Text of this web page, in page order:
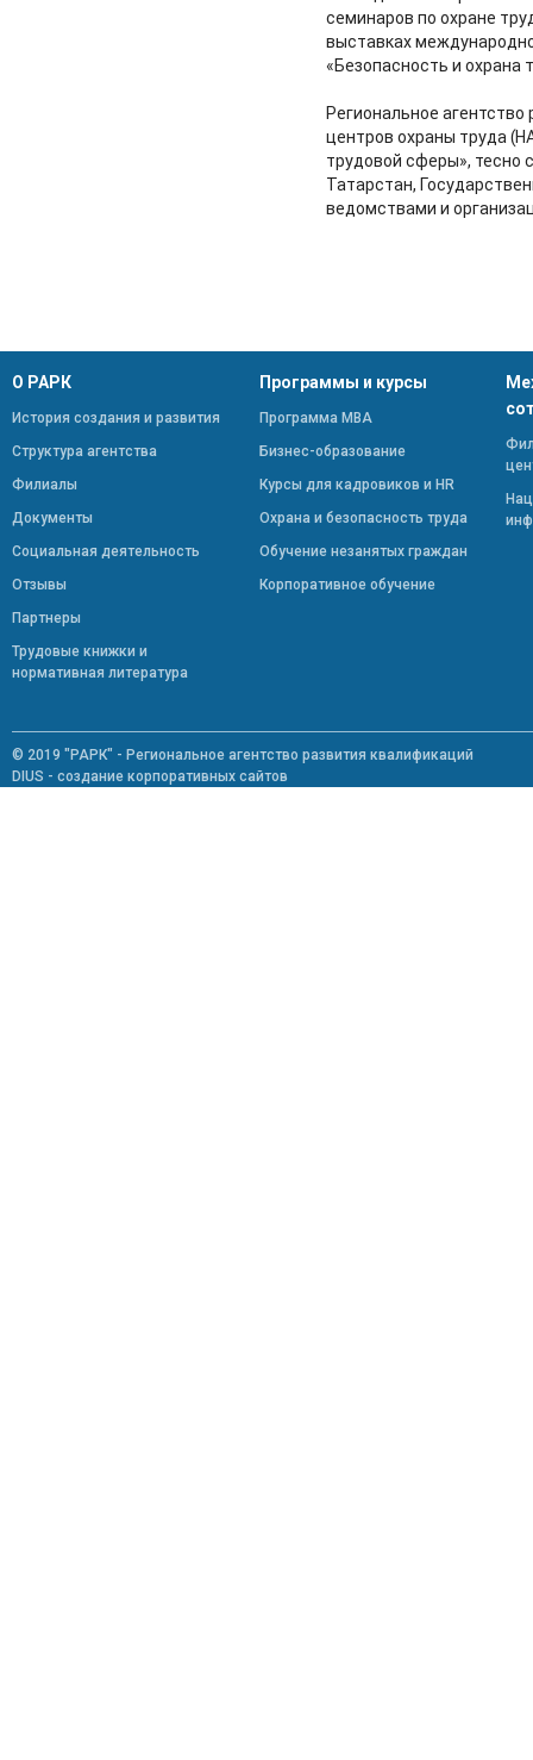
семинаров по охране
выставках
«Безопасность и охрана
Региональное
центров охраны труда
трудовой сферы», тесно
Татарстан,
ведомствами и
О РАРК
История создания и развития
Структура агентства
Филиалы
Документы
Социальная деятельность
Отзывы
Партнеры
Трудовые книжки и
нормативная литература
Программы и курсы
Программа МВА
Бизнес-образование
Курсы для кадровиков и HR
Охрана и безопасность труда
Обучение незанятых граждан
Корпоративное обучение
© 2019 "РАРК" - Региональное агентство развития квалификаций
DIUS - создание корпоративных сайтов